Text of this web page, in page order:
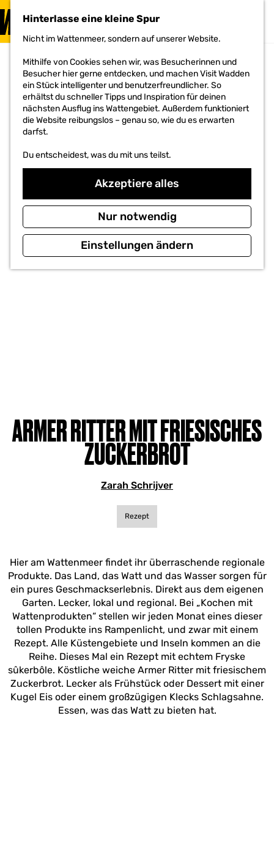
Hinterlasse eine kleine Spur
Nicht im Wattenmeer, sondern auf unserer Website.
Mithilfe von Cookies sehen wir, was Besucherinnen und
Besucher hier gerne entdecken, und machen Visit Wadden
ein Stück intelligenter und benutzerfreundlicher. So
erhältst du schneller Tipps und Inspiration für deinen
nächsten Ausflug ins Wattengebiet. Außerdem funktioniert
die Website reibungslos – genau so, wie du es erwarten
darfst.
Du entscheidest, was du mit uns teilst.
Akzeptiere alles
Nur notwendig
Einstellungen ändern
G
ARMER RITTER MIT FRIESISCHES
ZUCKERBROT
Zarah Schrijver
Rezept
Hier am Wattenmeer findet ihr überraschende regionale
Produkte. Das Land, das Watt und das Wasser sorgen für
ein pures Geschmackserlebnis. Direkt aus dem eigenen
Garten. Lecker, lokal und regional. Bei „Kochen mit
Wattenprodukten“ stellen wir jeden Monat eines dieser
tollen Produkte ins Rampenlicht, und zwar mit einem
Rezept. Alle Küstengebiete und Inseln kommen an die
Reihe. Dieses Mal ein Rezept mit echtem Fryske
sûkerbôle. Köstliche weiche Armer Ritter mit friesischem
Zuckerbrot. Lecker als Frühstück oder Dessert mit einer
Kugel Eis oder einem großzügigen Klecks Schlagsahne.
Essen, was das Watt zu bieten hat.